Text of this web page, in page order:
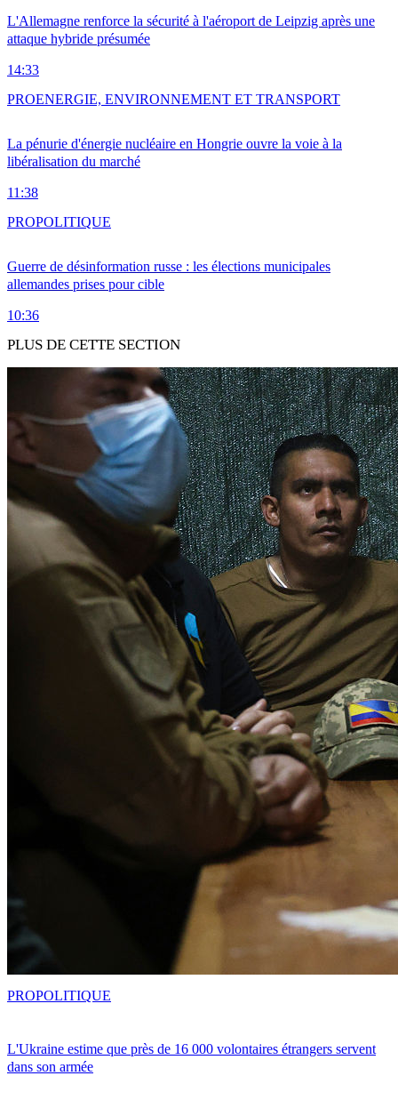
L'Allemagne renforce la sécurité à l'aéroport de Leipzig après une
attaque hybride présumée
14:33
La pénurie d'énergie nucléaire en Hongrie ouvre la voie à la
libéralisation du marché
11:38
PROENERGIE, ENVIRONNEMENT ET TRANSPORT
Guerre de désinformation russe : les élections municipales
allemandes prises pour cible
10:36
PROPOLITIQUE
PLUS DE CETTE SECTION
L'Ukraine estime que près de 16 000 volontaires étrangers servent
dans son armée
PROPOLITIQUE